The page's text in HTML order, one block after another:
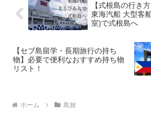
【式根島の行き
東海汽船 大型客
室)で式根島へ
【セブ島留学・長期旅行の持ち
物】必要で便利なおすすめ持ち物
リスト！
ホーム 島旅